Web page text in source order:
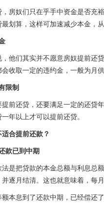
房奴们只在乎手中资金是否充
划算，这样可加速减少本金，
他们其实并不愿意房奴提前还
收取一定的违约金，一般为月供
限制
前还贷，还要满足一定的还贷
年以上才可以提前还贷。
合提前还款？
款已到中期
是把贷款的本金总额与利息总
逐月结清。这也就意味着，每
本息到了还款中期，已经偿还